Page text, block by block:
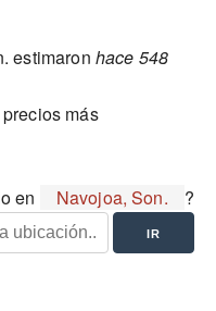
estimaron hace 548
más
en Navojoa, Son. ?